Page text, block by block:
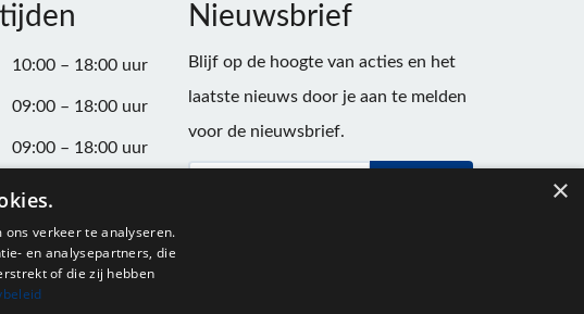
10:00 – 18:00 uur
09:00 – 18:00 uur
09:00 – 18:00 uur
09:00 – 20:00 uur
09:00 – 18:00 uur
09:00 – 17:00 uur
Nieuwsbrief
Blijf op de hoogte van acties en het
laatste nieuws door je aan te melden
voor de nieuwsbrief.
×
verkeer te analyseren.
en analysepartners, die
of die zij hebben